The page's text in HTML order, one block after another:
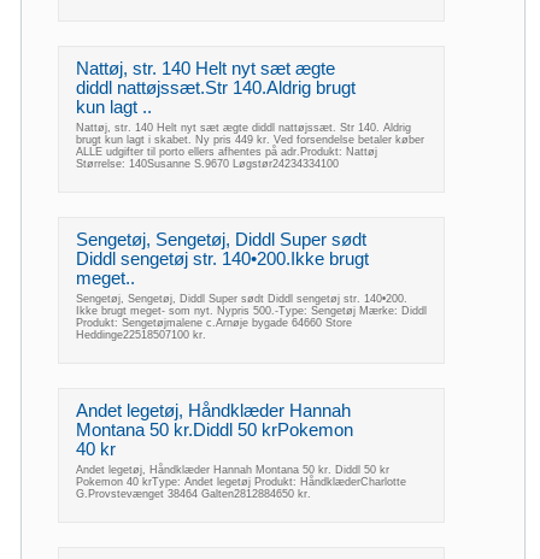
Nattøj, str. 140 Helt nyt sæt ægte
diddl nattøjssæt.Str 140.Aldrig brugt
kun lagt ..
Nattøj, str. 140 Helt nyt sæt ægte diddl nattøjssæt. Str 140. Aldrig
brugt kun lagt i skabet. Ny pris 449 kr. Ved forsendelse betaler køber
ALLE udgifter til porto ellers afhentes på adr.Produkt: Nattøj
Størrelse: 140Susanne S.9670 Løgstør24234334100
Sengetøj, Sengetøj, Diddl Super sødt
Diddl sengetøj str. 140•200.Ikke brugt
meget..
Sengetøj, Sengetøj, Diddl Super sødt Diddl sengetøj str. 140•200.
Ikke brugt meget- som nyt. Nypris 500.-Type: Sengetøj Mærke: Diddl
Produkt: Sengetøjmalene c.Arnøje bygade 64660 Store
Heddinge22518507100 kr.
Andet legetøj, Håndklæder Hannah
Montana 50 kr.Diddl 50 krPokemon
40 kr
Andet legetøj, Håndklæder Hannah Montana 50 kr. Diddl 50 kr
Pokemon 40 krType: Andet legetøj Produkt: HåndklæderCharlotte
G.Provstevænget 38464 Galten2812884650 kr.